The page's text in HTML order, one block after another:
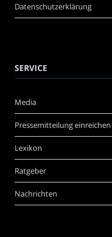
Datenschutzerklärung
SERVICE
Media
Pressemitteilung einreichen
Lexikon
Ratgeber
Nachrichten